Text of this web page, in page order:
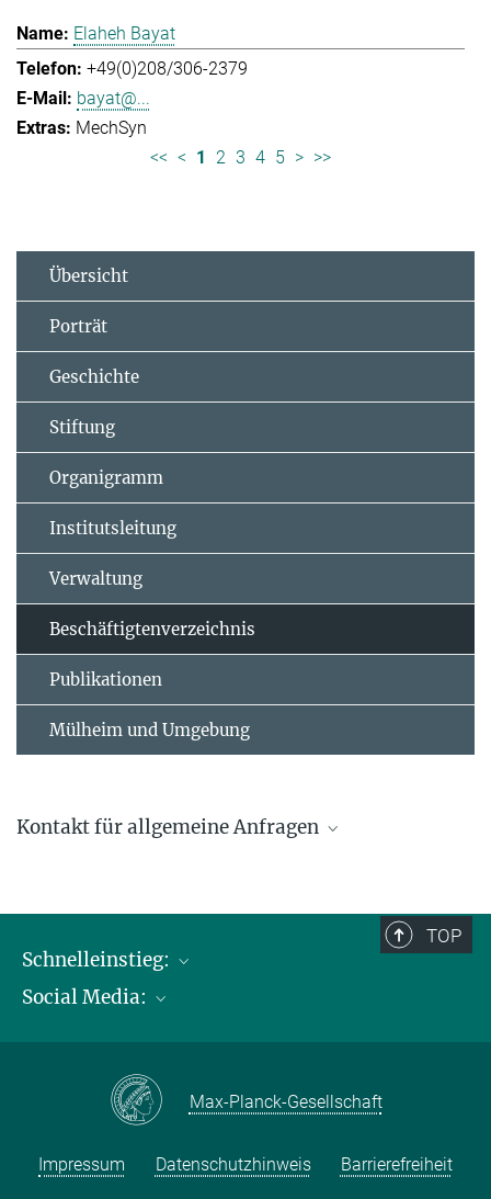
Elaheh Bayat
+49(0)208/306-2379
bayat@...
MechSyn
<< < 1 2 3 4 5 > >>
Übersicht
Porträt
Geschichte
Stiftung
Organigramm
Institutsleitung
Verwaltung
Beschäftigtenverzeichnis
Publikationen
Mülheim und Umgebung
Kontakt für allgemeine Anfragen
TOP
Schnelleinstieg:
Publikationen
Kontakt und Anfahrtsbeschreibung
Social Media:
Max-Planck-Gesellschaft
Impressum Datenschutzhinweis Barrierefreiheit